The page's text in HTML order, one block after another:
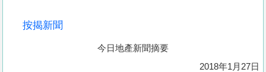
按揭新聞
今日地產新聞摘要
2018年1月27日